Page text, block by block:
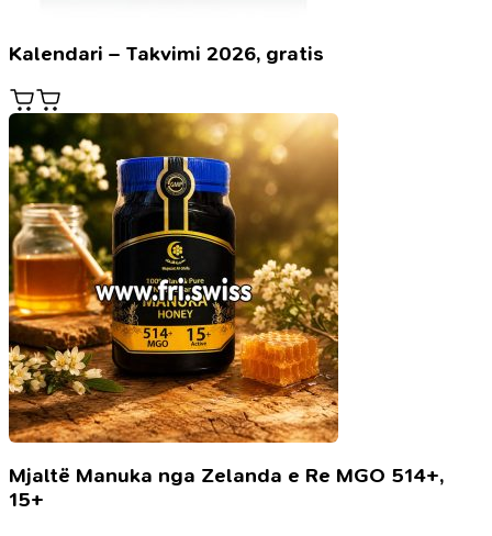
Kalendari – Takvimi 2026, gratis
Mjaltë Manuka nga Zelanda e Re MGO 514+,
15+